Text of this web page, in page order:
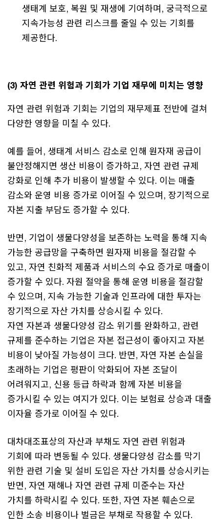
생태계 보호, 복원 및 재생에 기여하며, 궁극적으로
지속가능성 관련 리스크를 줄일 수 있는 기회를
제공한다.
(3) 자연 관련 위험과 기회가 기업 재무에 미치는 영향
자연 관련 위험과 기회는 기업의 재무제표 전반에 걸쳐
다양한 영향을 미칠 수 있다.
예를 들어, 생태계 서비스 감소로 인해 원자재 공급이
불안정해지면 생산 비용이 증가하고, 자연 관련 규제
강화로 인해 추가 비용이 발생할 수 있다. 이는 매출
감소와 운영 비용 증가로 이어질 수 있으며, 장기적으로
자본 지출 부담도 증가할 수 있다.
반면, 기업이 생물다양성을 보존하는 노력을 통해 지속
가능한 공급망을 구축하면 원자재 비용을 절감할 수
있고, 자연 친화적 제품과 서비스의 수요 증가로 매출이
증가할 수 있다. 자원 절약을 통해 운영 비용을 절감할
수 있으며, 지속 가능한 기술과 인프라에 대한 투자는
장기적으로 자산 가치를 상승시킬 수 있다.
자연 자본과 생물다양성 감소 위기를 완화하고, 관련
규제를 준수하는 기업은 자본 접근성이 좋아지고 자본
비용이 낮아질 가능성이 크다. 반면, 자연 자본 손실을
초래하는 기업은 평판이 악화되어 자본 조달이
어려워지고, 신용 등급 하락과 함께 자본 비용을
증가시킬 수 있는 여지가 있다. 이는 보험료 상승과 대출
이자율 증가로 이어질 수 있다.
대차대조표상의 자산과 부채도 자연 관련 위험과
기회에 따라 변동될 수 있다. 생물다양성 감소를 막기
위한 관련 기술 및 설비 도입은 자산 가치를 상승시키는
반면, 자연 재해나 자연 관련 규제 미준수는 자산
가치를 하락시킬 수 있다. 또한, 자연 자본 훼손으로
인한 소송 비용이나 벌금은 부채로 작용할 수 있다.